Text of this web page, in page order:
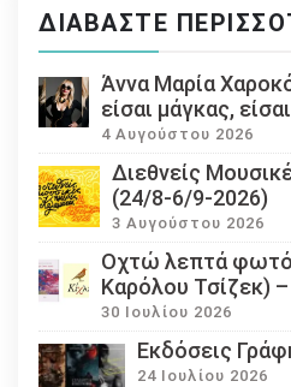
ΔΙΑΒΆΣΤΕ
Άννα Μαρία
είσαι μάγκας,
4 Αυγούστου 2026
Διεθνείς
(24/8-6/9-2026)
3 Αυγούστου 2026
Οχτώ λεπτά
Καρόλου Τσίζεκ)
30 Ιουλίου 2026
Εκδόσεις
24 Ιουλίου 2026